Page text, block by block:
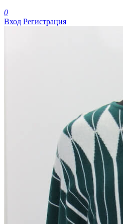
0
Вход Регистрация